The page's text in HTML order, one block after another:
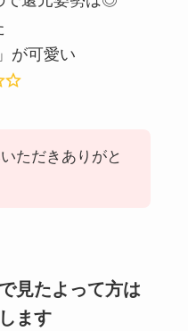
が可愛い
ただきありがと
見たよって方は
ます